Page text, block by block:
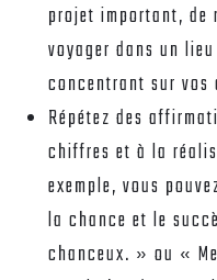
projet important, de
voyager dans un
concentrant sur
Répétez des
chiffres et à la
exemple, vous
la chance et le
chanceux. » ou «